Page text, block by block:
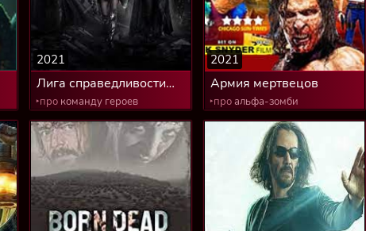
Лига справедливости
Зака Снайдера
2021
‣про команду героев
Армия мертвецов
2021
‣про альфа-зомби